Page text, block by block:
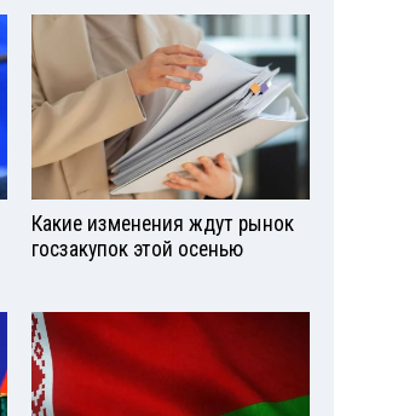
Какие изменения ждут рынок
госзакупок этой осенью